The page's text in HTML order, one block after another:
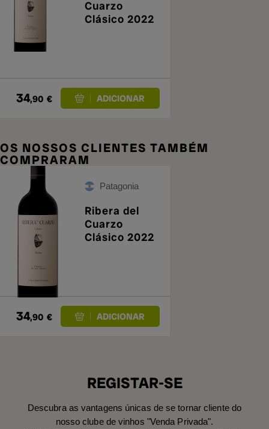
Cuarzo
Clásico 2022
34,90 €
OS NOSSOS CLIENTES TAMBÉM
COMPRARAM
Patagonia
Ribera del
Cuarzo
Clásico 2022
34,90 €
REGISTAR-SE
Descubra as vantagens únicas de se tornar cliente do
nosso clube de vinhos "Venda Privada".